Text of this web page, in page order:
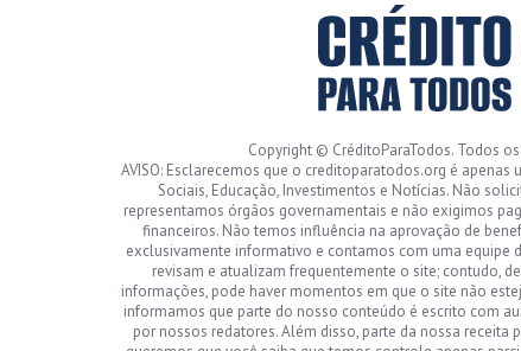
Copyright © CréditoParaTodos. Todos
AVISO: Esclarecemos que o creditoparatodos.org é
Sociais, Educação, Investimentos e Notícias. Não
representamos órgãos governamentais e não exigimos
financeiros. Não temos influência na aprovação de
exclusivamente informativo e contamos com uma equipe
revisam e atualizam frequentemente o site; contudo,
informações, pode haver momentos em que o site não
informamos que parte do nosso conteúdo é escrito com
por nossos redatores. Além disso, parte da nossa receita